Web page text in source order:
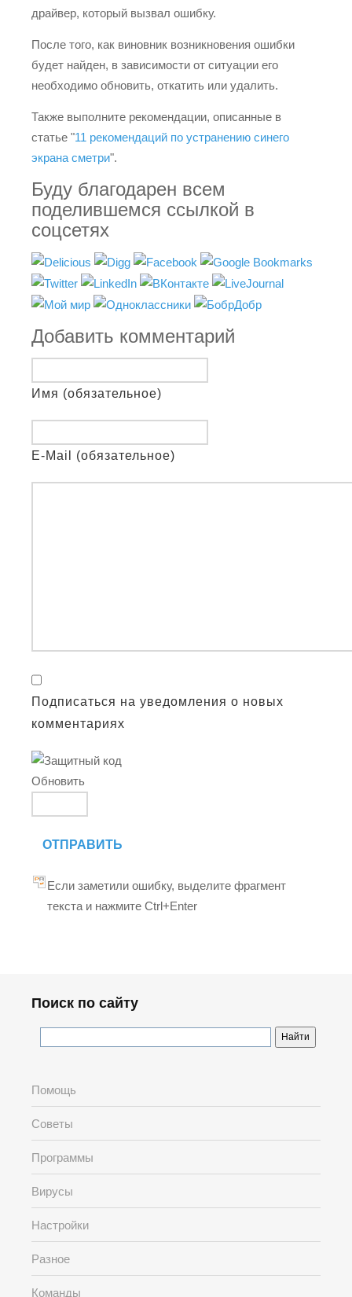
драйвер, который вызвал ошибку.
После того, как виновник возникновения ошибки
будет найден, в зависимости от ситуации его
необходимо обновить, откатить или удалить.
Также выполните рекомендации, описанные в
статье "11 рекомендаций по устранению синего
экрана сметри".
Буду благодарен всем
поделившемся ссылкой в
соцсетях
Добавить комментарий
Имя (обязательное)
E-Mail (обязательное)
Подписаться на уведомления о новых
комментариях
Обновить
ОТПРАВИТЬ
Если заметили ошибку, выделите фрагмент
текста и нажмите Ctrl+Enter
Поиск по сайту
Помощь
Советы
Программы
Вирусы
Настройки
Разное
Команды